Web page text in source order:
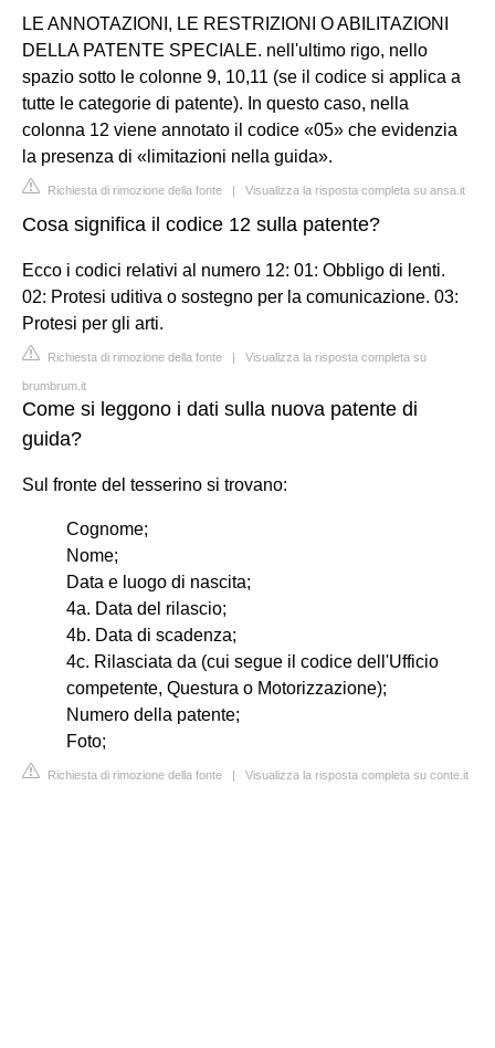
LE ANNOTAZIONI, LE RESTRIZIONI O ABILITAZIONI
DELLA PATENTE SPECIALE. nell'ultimo rigo, nello
spazio sotto le colonne 9, 10,11 (se il codice si applica a
tutte le categorie di patente). In questo caso, nella
colonna 12 viene annotato il codice «05» che evidenzia
la presenza di «limitazioni nella guida».
Richiesta di rimozione della fonte | Visualizza la risposta completa su ansa.it
Cosa significa il codice 12 sulla patente?
Ecco i codici relativi al numero 12: 01: Obbligo di lenti.
02: Protesi uditiva o sostegno per la comunicazione. 03:
Protesi per gli arti.
Richiesta di rimozione della fonte | Visualizza la risposta completa su
brumbrum.it
Come si leggono i dati sulla nuova patente di
guida?
Sul fronte del tesserino si trovano:
Cognome;
Nome;
Data e luogo di nascita;
4a. Data del rilascio;
4b. Data di scadenza;
4c. Rilasciata da (cui segue il codice dell'Ufficio
competente, Questura o Motorizzazione);
Numero della patente;
Foto;
Richiesta di rimozione della fonte | Visualizza la risposta completa su conte.it